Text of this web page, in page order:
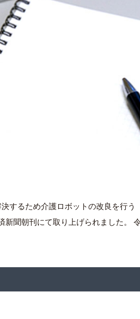
するため介護ロボットの改良を行う
新聞朝刊にて取り上げられました。